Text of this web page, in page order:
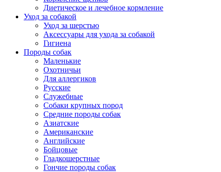
Диетическое и лечебное кормление
Уход за собакой
Уход за шерстью
Аксессуары для ухода за собакой
Гигиена
Породы собак
Маленькие
Охотничьи
Для аллергиков
Русские
Служебные
Собаки крупных пород
Средние породы собак
Азиатские
Американские
Английские
Бойцовые
Гладкошерстные
Гончие породы собак